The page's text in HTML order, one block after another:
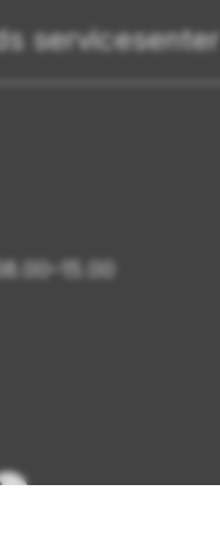
servicesenter
LinkedIn